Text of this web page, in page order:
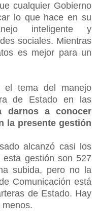
cualquier Gobierno
lo que hace en su
inteligente y
sociales. Mientras
es mejor para un
el tema del manejo
de Estado en las
darnos a conocer
la presente gestión
alcanzó casi los
gestión son 527
subida, pero no la
Comunicación está
de Estado. Hay